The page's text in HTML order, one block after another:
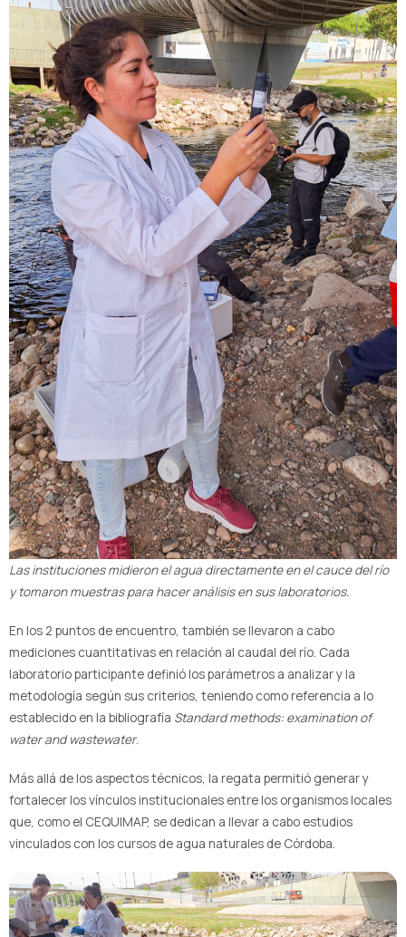
Las instituciones midieron el agua directamente en el cauce del río
y tomaron muestras para hacer análisis en sus laboratorios.
En los 2 puntos de encuentro, también se llevaron a cabo
mediciones cuantitativas en relación al caudal del río. Cada
laboratorio participante definió los parámetros a analizar y la
metodología según sus criterios, teniendo como referencia a lo
establecido en la bibliografía Standard methods: examination of
water and wastewater.
Más allá de los aspectos técnicos, la regata permitió generar y
fortalecer los vínculos institucionales entre los organismos locales
que, como el CEQUIMAP, se dedican a llevar a cabo estudios
vinculados con los cursos de agua naturales de Córdoba.